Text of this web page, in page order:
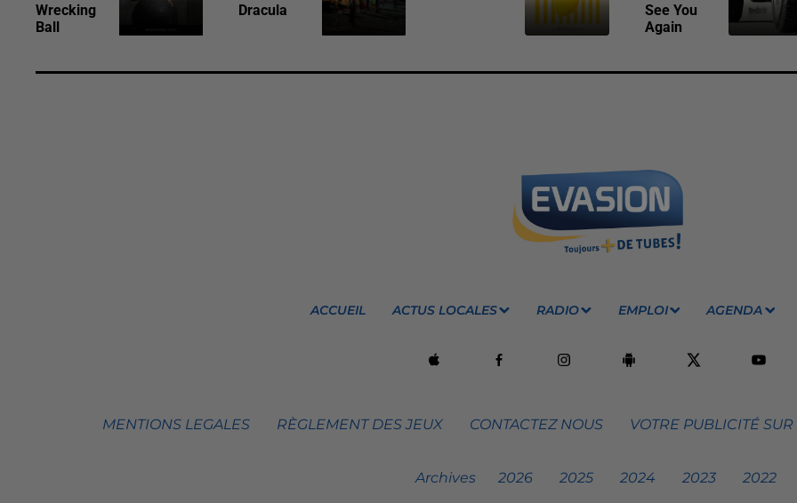
Wrecking
Ball
Dracula
See You
Again
ACCUEIL ACTUS LOCALES RADIO EMPLOI AGENDA
MENTIONS LEGALES RÈGLEMENT DES JEUX CONTACTEZ NOUS VOTRE PUBLICITÉ
Archives 2026 2025 2024 2023 2022